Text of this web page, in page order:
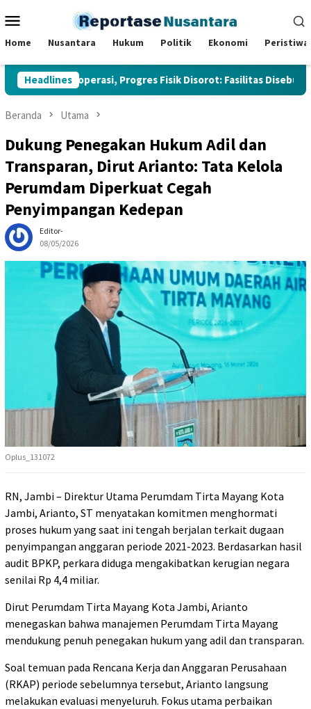
ke
Mobile
Home Nusantara Hukum Politik Ekonomi Peristiwa
Headlines
Beroperasi, Progres Fisik Disorot: Fasilitas Disebut
Beranda Utama
Dukung Penegakan Hukum Adil dan
Transparan, Dirut Arianto: Tata Kelola
Perumdam Diperkuat Cegah
Penyimpangan Kedepan
Editor-
08/05/2026
Oplus_131072
RN, Jambi – Direktur Utama Perumdam Tirta Mayang Kota
Jambi, Arianto, ST menyatakan komitmen menghormati
proses hukum yang saat ini tengah berjalan terkait dugaan
penyimpangan anggaran periode 2021-2023. Berdasarkan hasil
audit BPKP, perkara diduga mengakibatkan kerugian negara
senilai Rp 4,4 miliar.
Dirut Perumdam Tirta Mayang Kota Jambi, Arianto
menegaskan bahwa manajemen Perumdam Tirta Mayang
mendukung penuh penegakan hukum yang adil dan transparan.
Soal temuan pada Rencana Kerja dan Anggaran Perusahaan
(RKAP) periode sebelumnya tersebut, Arianto langsung
melakukan evaluasi menyeluruh. Fokus utama perbaikan